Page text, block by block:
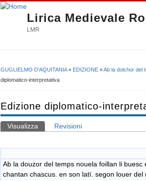
Lirica Medievale
LMR
Tu sei qui
GUGLIELMO D'AQUITANIA» EDIZIONE »Ab la dolchor del
diplomatico-interpretativa
Edizione diplomatico-
Schede primarie
Visualizza (scheda attiva)
Revisioni
Ab la douzor del temps nouela foillan li buesc
chantan chascus. en son latï. segon louer del